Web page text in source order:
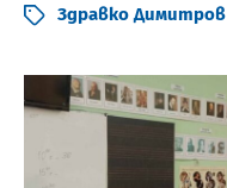
Здравко Димитров